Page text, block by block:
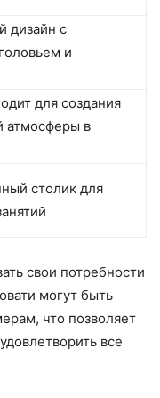
дизайн с
и
для создания
атмосферы в
столик для
свои потребности
могут быть
что позволяет
все